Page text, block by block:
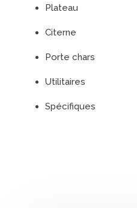
Plateau
Citerne
Porte chars
Utilitaires
Spécifiques